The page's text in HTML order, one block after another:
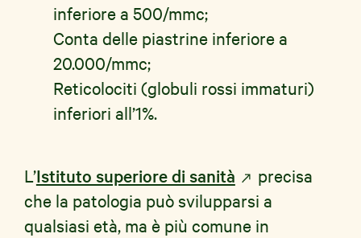
inferiore a 500/mmc;
Conta delle piastrine inferiore a
20.000/mmc;
Reticolociti (globuli rossi immaturi)
inferiori all’1%.
L’Istituto superiore di sanità
precisa
che la patologia può svilupparsi a
qualsiasi età, ma è più comune in